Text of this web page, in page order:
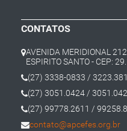
CONTATOS
AVENIDA MERIDIONAL
ESPIRITO SANTO - CEP:
(27) 3338-0833 /
(27) 3051.0424 /
(27) 99778.2611 /
contato@apcefes.org.br